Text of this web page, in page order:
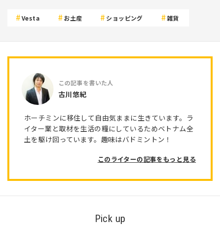
Vesta お土産 ショッピング 雑貨
古川悠紀
ホーチミンに移住して自由気ままに生きています。ラ
イター業と取材を生活の糧にしているためベトナム全
土を駆け回っています。趣味はバドミントン！
このライターの記事をもっと見る
Pick up